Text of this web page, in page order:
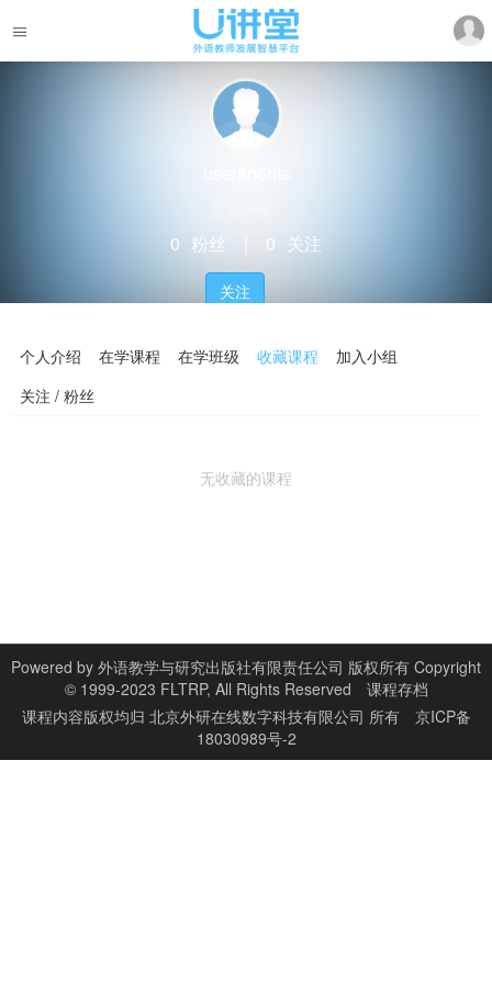
0 粉丝 0 关注
关注
个人介绍 在学课程 在学班级 收藏课程
加入小组
关注 / 粉丝
无收藏的课程
Powered by 外语教学与研究出版社有限责任公司 版权所有 Copyright
© 1999-2023 FLTRP, All Rights Reserved
课程存档
课程内容版权均归 北京外研在线数字科技有限公司 所有
京ICP备
18030989号-2